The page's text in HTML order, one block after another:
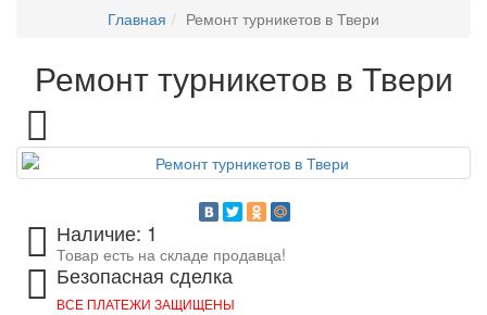
Главная Ремонт турникетов в Твери
Ремонт турникетов в Твери
Наличие: 1
Товар есть на складе продавца!
Безопасная сделка
ВСЕ ПЛАТЕЖИ ЗАЩИЩЕНЫ